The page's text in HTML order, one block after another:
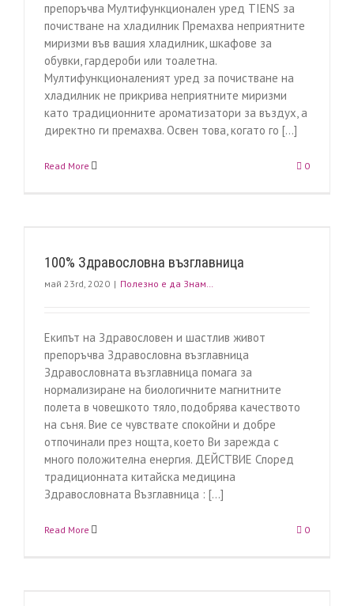
препоръчва Мултифункционален уред TIENS за
почистване на хладилник Премахва неприятните
миризми във вашия хладилник, шкафове за
обувки, гардероби или тоалетна.
Мултифункционаленият уред за почистване на
хладилник не прикрива неприятните миризми
като традиционните ароматизатори за въздух, а
директно ги премахва. Освен това, когато го [...]
Read More 0
100% Здравословна възглавница
май 23rd, 2020 | Полезно е да Знам…
Екипът на Здравословен и шастлив живот
препоръчва Здравословна възглавница
Здравословната възглавница помага за
нормализиране на биологичните магнитните
полета в човешкото тяло, подобрява качеството
на съня. Вие се чувствате спокойни и добре
отпочинали през нощта, което Ви зарежда с
много положителна енергия. ДЕЙСТВИЕ Според
традиционната китайска медицина
Здравословната Възглавница : [...]
Read More 0